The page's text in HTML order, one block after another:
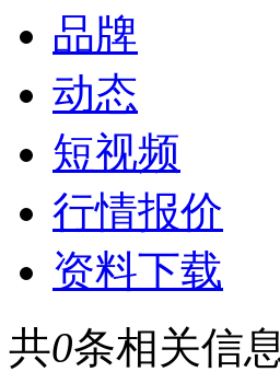
品牌
动态
短视频
行情报价
资料下载
共0条相关信